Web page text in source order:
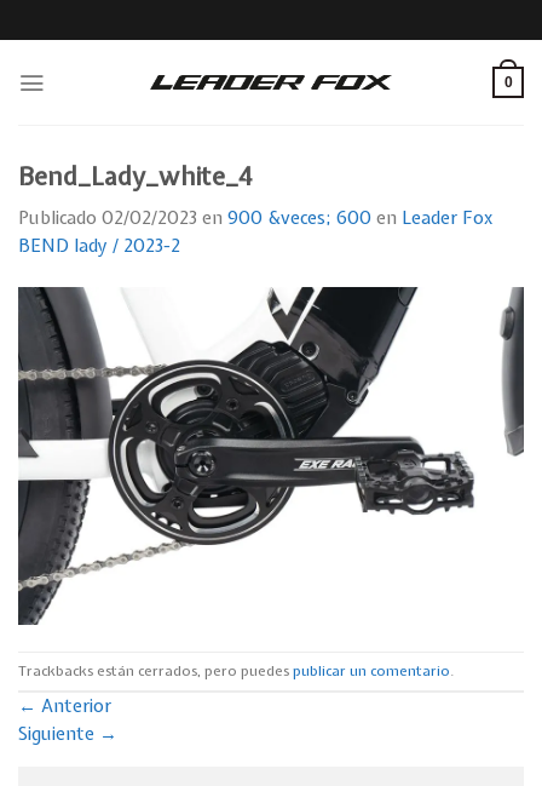
to
0
Bend_Lady_white_4
Publicado 02/02/2023 en 900 &veces; 600 en Leader Fox
BEND lady / 2023-2
Trackbacks están cerrados, pero puedespublicar un comentario.
← Anterior
Siguiente →